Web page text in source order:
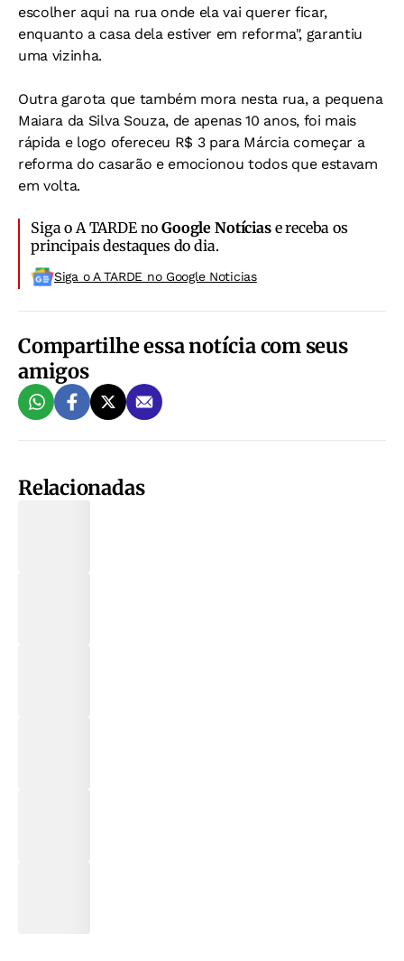
escolher aqui na rua onde ela vai querer ficar,
enquanto a casa dela estiver em reforma", garantiu
uma vizinha.
Outra garota que também mora nesta rua, a pequena
Maiara da Silva Souza, de apenas 10 anos, foi mais
rápida e logo ofereceu R$ 3 para Márcia começar a
reforma do casarão e emocionou todos que estavam
em volta.
Siga o A TARDE noGoogle Notíciase receba os
principais destaques do dia.
Siga o A TARDE no Google Noticias
Compartilhe essa notícia com seus
amigos
Relacionadas